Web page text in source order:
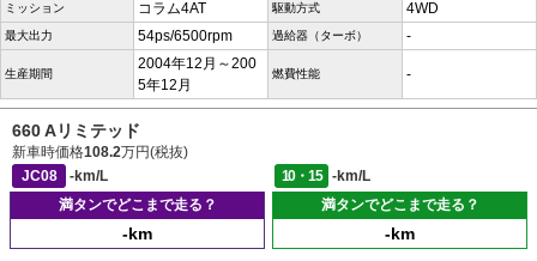
ミッション コラム4AT 駆動方式 4WD
最大出力 54ps/6500rpm 過給器（ターボ） -
生産期間
2004年12月～200
5年12月
燃費性能 -
660 Aリミテッド
新車時価格108.2万円(税抜)
JC08
-km/L 10・15
-km/L
満タンでどこまで走る？
-km
満タンでどこまで走る？
-km